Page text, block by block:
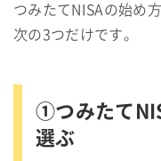
つみたてNISAの始め
次の3つだけです。
①つみたて
選ぶ